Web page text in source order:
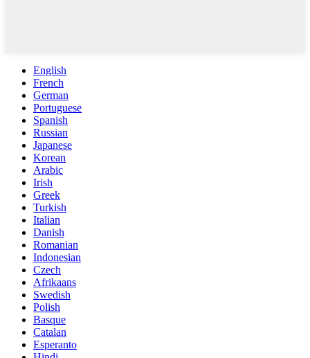
English
French
German
Portuguese
Spanish
Russian
Japanese
Korean
Arabic
Irish
Greek
Turkish
Italian
Danish
Romanian
Indonesian
Czech
Afrikaans
Swedish
Polish
Basque
Catalan
Esperanto